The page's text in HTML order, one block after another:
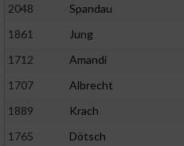
2048
Spandau
1861
Jung
1712
Amandi
1707
Albrecht
1889
Krach
1765
Dötsch